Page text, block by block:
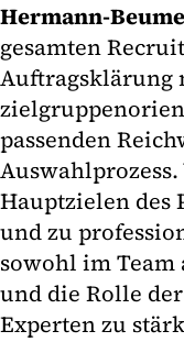
Hermann-
gesamten
Auftragsklärung
passenden
Hauptzielen des
und zu
sowohl im Team
und die Rolle
Experten zu